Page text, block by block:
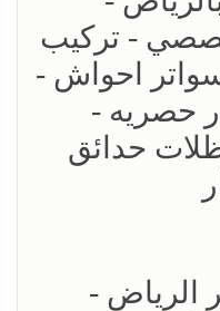
- تركيب
احواش -
حصريه -
حدائق
الرياض -